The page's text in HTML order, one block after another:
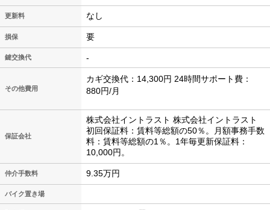
更新料 なし
損保 要
鍵交換代 -
その他費用
カギ交換代：14,300円 24時間サポート費：
880円/月
保証会社
株式会社イントラスト 株式会社イントラスト
初回保証料：賃料等総額の50％。月額事務手数
料：賃料等総額の1％。1年毎更新保証料：
10,000円。
仲介手数料 9.35万円
バイク置き場